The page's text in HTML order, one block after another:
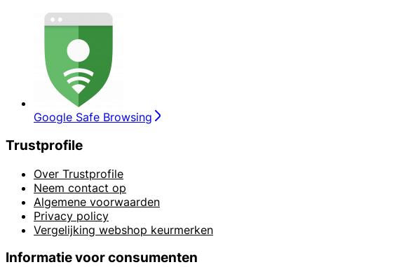
Google Safe Browsing
Trustprofile
Over Trustprofile
Neem contact op
Algemene voorwaarden
Privacy policy
Vergelijking webshop keurmerken
Informatie voor consumenten